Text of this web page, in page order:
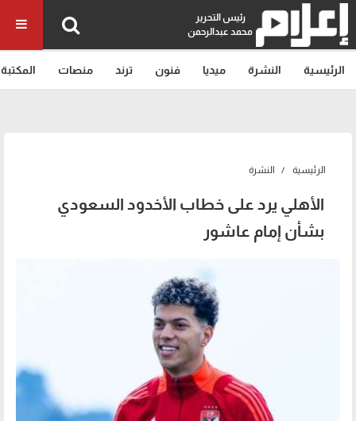
رئيس التحرير
محمد عبدالرحمن
الرئيسية النشرة ميديا فنون ترند منصات المكتبة
الرئيسية النشرة
الأهلي يرد على خطاب الأخدود السعودي
بشأن إمام عاشور